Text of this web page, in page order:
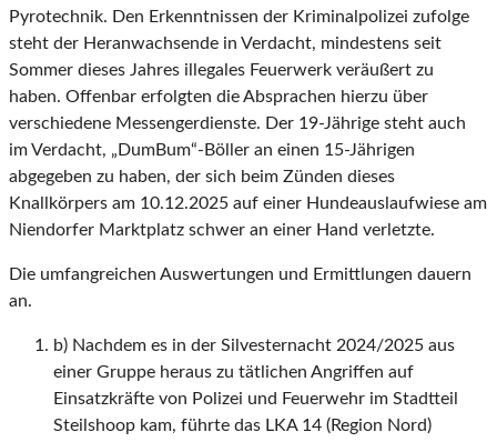
Pyrotechnik. Den Erkenntnissen der Kriminalpolizei zufolge
steht der Heranwachsende in Verdacht, mindestens seit
Sommer dieses Jahres illegales Feuerwerk veräußert zu
haben. Offenbar erfolgten die Absprachen hierzu über
verschiedene Messengerdienste. Der 19-Jährige steht auch
im Verdacht, „DumBum“-Böller an einen 15-Jährigen
abgegeben zu haben, der sich beim Zünden dieses
Knallkörpers am 10.12.2025 auf einer Hundeauslaufwiese am
Niendorfer Marktplatz schwer an einer Hand verletzte.
Die umfangreichen Auswertungen und Ermittlungen dauern
an.
b) Nachdem es in der Silvesternacht 2024/2025 aus
einer Gruppe heraus zu tätlichen Angriffen auf
Einsatzkräfte von Polizei und Feuerwehr im Stadtteil
Steilshoop kam, führte das LKA 14 (Region Nord)